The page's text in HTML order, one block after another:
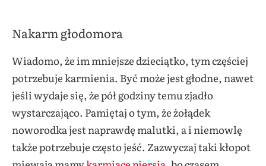
Nakarm głodomora
Wiadomo, że im mniejsze dzieciątko, tym częściej
potrzebuje karmienia. Być może jest głodne, nawet
jeśli wydaje się, że pół godziny temu zjadło
wystarczająco. Pamiętaj o tym, że żołądek
noworodka jest naprawdę malutki, a i niemowlę
także potrzebuje często jeść. Zazwyczaj taki kłopot